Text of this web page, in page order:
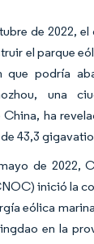
de 2022,
el parque
que podría
una
ha
43,3
de 2022,
inició la
eólica
en la